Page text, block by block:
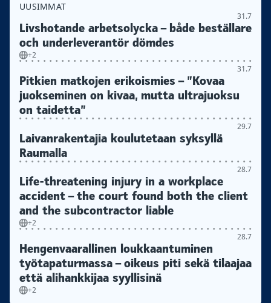
UUSIMMAT
31.7
Livshotande arbetsolycka – både beställare
och underleverantör dömdes
+2
31.7
Pitkien matkojen erikoismies – ”Kovaa
juokseminen on kivaa, mutta ultrajuoksu
on taidetta”
29.7
Laivanrakentajia koulutetaan syksyllä
Raumalla
28.7
Life-threatening injury in a workplace
accident – the court found both the client
and the subcontractor liable
+2
28.7
Hengenvaarallinen loukkaantuminen
työtapaturmassa – oikeus piti sekä tilaajaa
että alihankkijaa syyllisinä
+2